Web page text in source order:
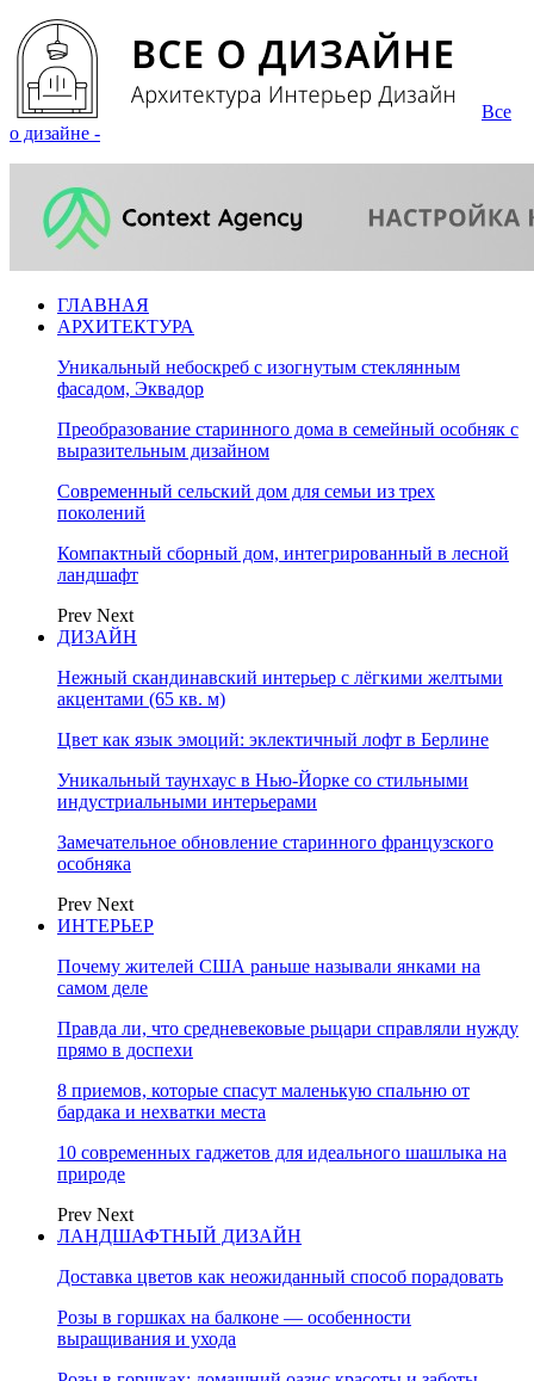
Все
о дизайне -
ГЛАВНАЯ
АРХИТЕКТУРА
Уникальный небоскреб с изогнутым стеклянным
фасадом, Эквадор
Преобразование старинного дома в семейный особняк с
выразительным дизайном
Современный сельский дом для семьи из трех
поколений
Компактный сборный дом, интегрированный в лесной
ландшафт
Prev Next
ДИЗАЙН
Нежный скандинавский интерьер с лёгкими желтыми
акцентами (65 кв. м)
Цвет как язык эмоций: эклектичный лофт в Берлине
Уникальный таунхаус в Нью-Йорке со стильными
индустриальными интерьерами
Замечательное обновление старинного французского
особняка
Prev Next
ИНТЕРЬЕР
Почему жителей США раньше называли янками на
самом деле
Правда ли, что средневековые рыцари справляли нужду
прямо в доспехи
8 приемов, которые спасут маленькую спальню от
бардака и нехватки места
10 современных гаджетов для идеального шашлыка на
природе
Prev Next
ЛАНДШАФТНЫЙ ДИЗАЙН
Доставка цветов как неожиданный способ порадовать
Розы в горшках на балконе — особенности
выращивания и ухода